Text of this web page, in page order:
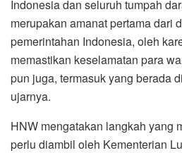
Indonesia dan seluruh tumpah
merupakan amanat pertama dari
pemerintahan Indonesia, oleh
memastikan keselamatan para
pun juga, termasuk yang berada
ujarnya.
HNW mengatakan langkah yang
perlu diambil oleh Kementerian